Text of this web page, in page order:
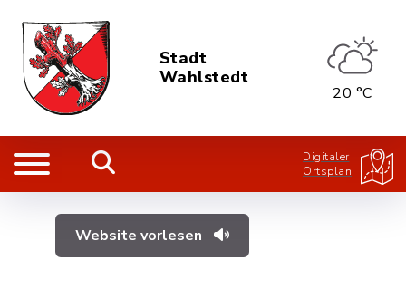
Stadt
Wahlstedt
20 °C
Digitaler
Ortsplan
Website vorlesen